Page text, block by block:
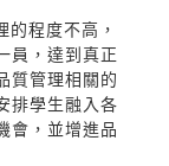
的程度不高，
員，達到真正
質管理相關的
排學生融入各
會，並增進品